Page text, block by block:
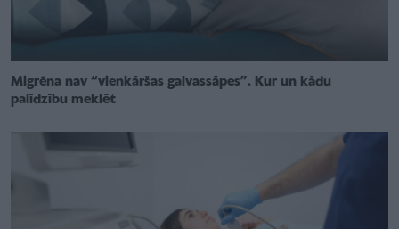
Migrēna nav “vienkāršas galvassāpes”. Kur un kādu
palīdzību meklēt